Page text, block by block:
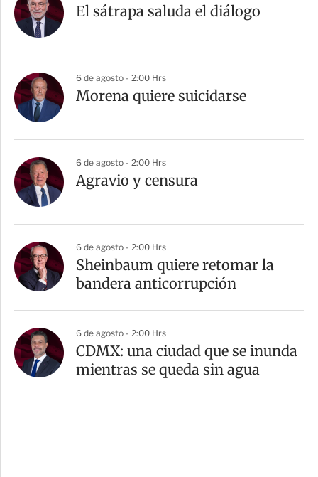
r
t
El sátrapa saluda el diálogo
6 de agosto - 2:00 Hrs
Morena quiere suicidarse
6 de agosto - 2:00 Hrs
Agravio y censura
6 de agosto - 2:00 Hrs
Sheinbaum quiere retomar la
bandera anticorrupción
6 de agosto - 2:00 Hrs
CDMX: una ciudad que se inunda
mientras se queda sin agua